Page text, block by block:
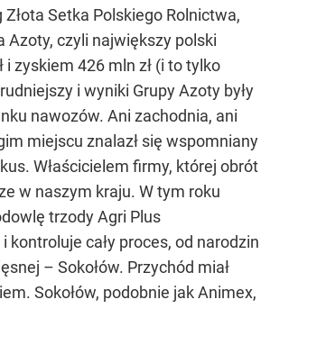
Setka Polskiego Rolnictwa,
Azoty, czyli największy polski
zyskiem 426 mln zł (i to tylko
i wyniki Grupy Azoty były
nawozów. Ani zachodnia, ani
miejscu znalazł się wspomniany
Właścicielem firmy, której obrót
w naszym kraju. W tym roku
trzody Agri Plus
cały proces, od narodzin
– Sokołów. Przychód miał
Sokołów, podobnie jak Animex,